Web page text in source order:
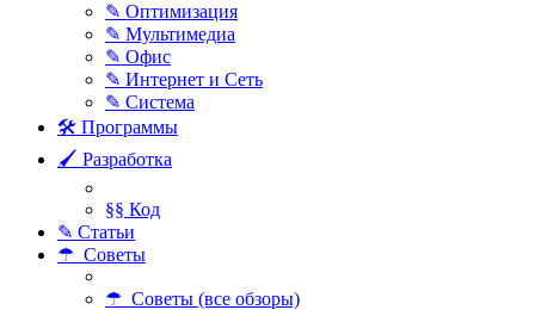
✎ Оптимизация
✎ Мультимедиа
✎ Офис
✎ Интернет и Сеть
✎ Система
🛠 Программы
🖌 Разработка
§§ Код
✎ Статьи
☂ Советы
☂ Советы (все обзоры)